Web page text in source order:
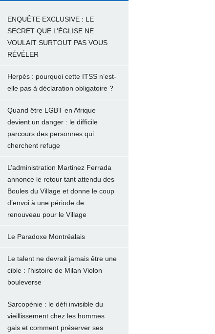
ENQUÊTE EXCLUSIVE : LE
SECRET QUE L’ÉGLISE NE
VOULAIT SURTOUT PAS VOUS
RÉVÉLER
Herpès : pourquoi cette ITSS n’est-
elle pas à déclaration obligatoire ?
Quand être LGBT en Afrique
devient un danger : le difficile
parcours des personnes qui
cherchent refuge
L’administration Martinez Ferrada
annonce le retour tant attendu des
Boules du Village et donne le coup
d’envoi à une période de
renouveau pour le Village
Le Paradoxe Montréalais
Le talent ne devrait jamais être une
cible : l'histoire de Milan Violon
bouleverse
Sarcopénie : le défi invisible du
vieillissement chez les hommes
gais et comment préserver ses